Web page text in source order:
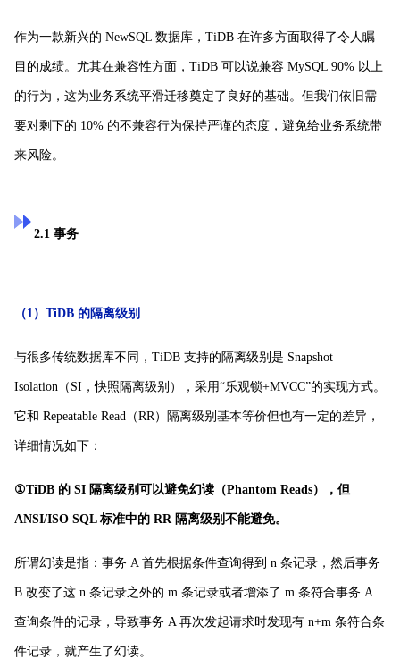
作为一款新兴的 NewSQL 数据库，TiDB 在许多方面取得了令人瞩
目的成绩。尤其在兼容性方面，TiDB 可以说兼容 MySQL 90% 以上
的行为，这为业务系统平滑迁移奠定了良好的基础。但我们依旧需
要对剩下的 10% 的不兼容行为保持严谨的态度，避免给业务系统带
来风险。
2.1 事务
（1）TiDB 的隔离级别
与很多传统数据库不同，TiDB 支持的隔离级别是 Snapshot
Isolation（SI，快照隔离级别），采用“乐观锁+MVCC”的实现方式。
它和 Repeatable Read（RR）隔离级别基本等价但也有一定的差异，
详细情况如下：
①TiDB 的 SI 隔离级别可以避免幻读（Phantom Reads），但
ANSI/ISO SQL 标准中的 RR 隔离级别不能避免。
所谓幻读是指：事务 A 首先根据条件查询得到 n 条记录，然后事务
B 改变了这 n 条记录之外的 m 条记录或者增添了 m 条符合事务 A
查询条件的记录，导致事务 A 再次发起请求时发现有 n+m 条符合条
件记录，就产生了幻读。